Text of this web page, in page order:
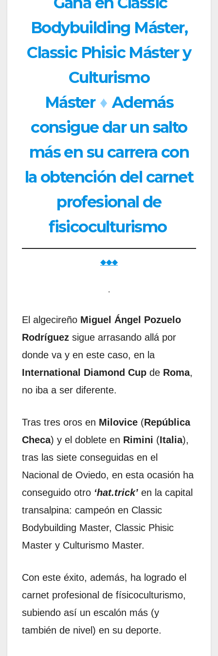
Bodybuilding Máster,
Classic Phisic Máster y
Culturismo
Máster ♦ Además
consigue dar un salto
más en su carrera con
la obtención del carnet
profesional de
fisicoculturismo
◆◆◆
.
El algecireño Miguel Ángel Pozuelo
Rodríguez sigue arrasando allá por
donde va y en este caso, en la
International Diamond Cup de Roma,
no iba a ser diferente.
Tras tres oros en Milovice (República
Checa) y el doblete en Rimini (Italia),
tras las siete conseguidas en el
Nacional de Oviedo, en esta ocasión ha
conseguido otro ‘hat.trick’ en la capital
transalpina: campeón en Classic
Bodybuilding Master, Classic Phisic
Master y Culturismo Master.
Con este éxito, además, ha logrado el
carnet profesional de físicoculturismo,
subiendo así un escalón más (y
también de nivel) en su deporte.